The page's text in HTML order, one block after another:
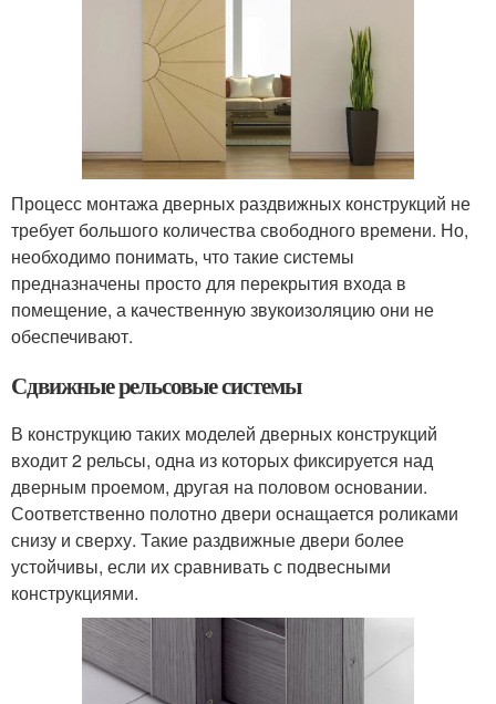
Процесс монтажа дверных раздвижных конструкций не
требует большого количества свободного времени. Но,
необходимо понимать, что такие системы
предназначены просто для перекрытия входа в
помещение, а качественную звукоизоляцию они не
обеспечивают.
Сдвижные рельсовые системы
В конструкцию таких моделей дверных конструкций
входит 2 рельсы, одна из которых фиксируется над
дверным проемом, другая на половом основании.
Соответственно полотно двери оснащается роликами
снизу и сверху. Такие раздвижные двери более
устойчивы, если их сравнивать с подвесными
конструкциями.